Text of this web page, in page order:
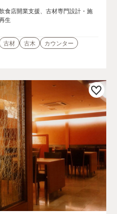
食店開業支援、古材専門設計・施
生
古材 古木
カウンター